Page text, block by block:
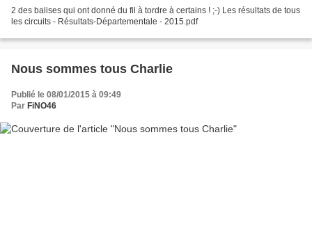
2 des balises qui ont donné du fil à tordre à certains ! ;-) Les résultats de tous
les circuits - Résultats-Départementale - 2015.pdf
Nous sommes tous Charlie
Publié le 08/01/2015 à 09:49
Par FiNO46